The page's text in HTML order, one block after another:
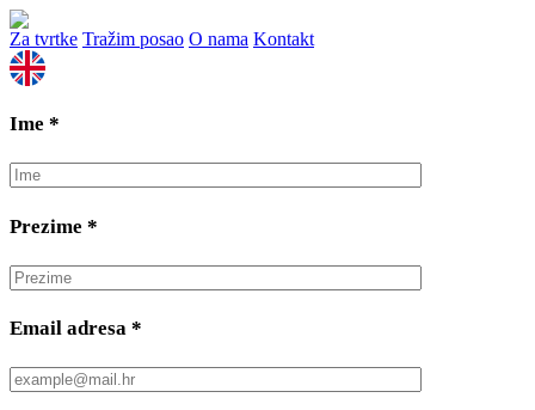
Za tvrtke Tražim posao O nama Kontakt
Ime *
Prezime *
Email adresa *